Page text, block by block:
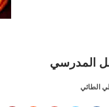
المدرسي
الطائي